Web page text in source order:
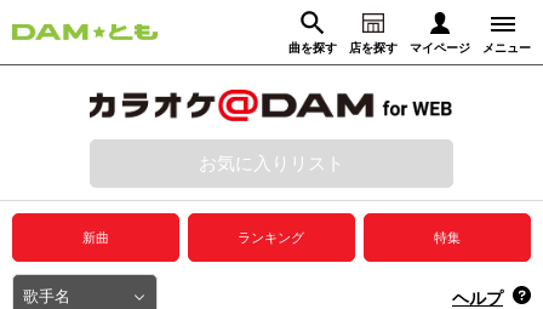
曲を探す 店を探す マイページ メニュー
動画からさがす 録音からさがす
ログイン
プレミアムサービス
DAM★とも動画
お気に入りリスト
新曲 ランキング 特集
ヘルプ